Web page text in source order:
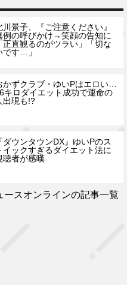
川景子、『ご注意ください』
例の呼びかけ→笑顔の告知に
「正直観るのがツラい」「切な
です…」
かずクラブ・ゆいPはエロい…
キロダイエット成功で運命の
出現も!?
『ダウンタウンDX』ゆいPのス
イックすぎるダイエット法に
聴者が感嘆
ースオンラインの記事一覧